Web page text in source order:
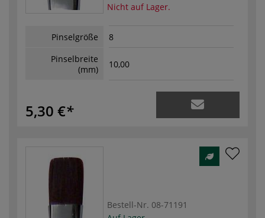
Nicht auf Lager.
Pinselgröße
8
Pinselbreite
(mm)
10,00
5,30 €
Bestell-Nr. 08-71191